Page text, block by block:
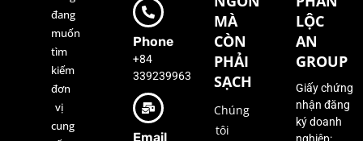
đang
muốn
tìm
kiếm
đơn
vị
cung
Phone
+84
339239963
Email
MÀ
CÒN
PHẢI
SẠCH
Chúng
tôi
LỘC
AN
GROUP
Giấy chứng
nhận đăng
ký doanh